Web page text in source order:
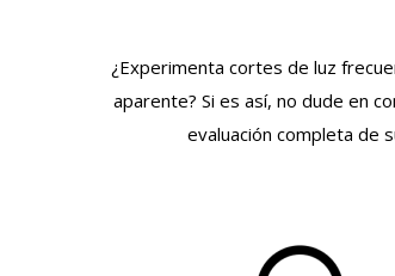
¿Experimenta cortes de luz
aparente? Si es así, no dude en
evaluación completa de